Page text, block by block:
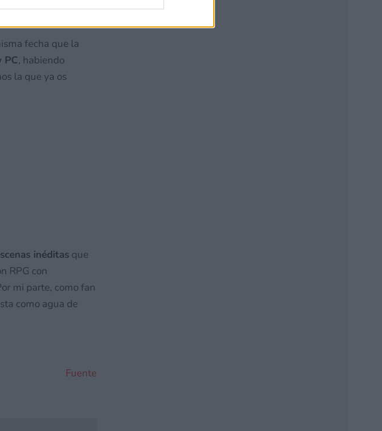
fecha que la
PC, habiendo
la que ya os
inéditas que
RPG con
mi parte, como fan
como agua de
Fuente